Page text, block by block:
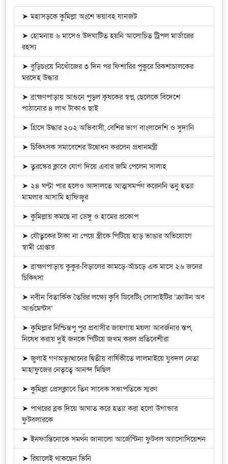
➤ মহাসড়কে কুমিল্লা অংশে ভয়াবহ যানজট
➤ হোমনায় ৬ মাসেও উদঘাটিত হয়নি আলোচিত ট্রিপল মার্ডারের
রহস্য
➤ বুড়িচংয়ে নিখোঁজের ৩ দিন পর ফিশারির পুকুরে রিকশাচালকের
মরদেহ উদ্ধার
➤ ব্রাহ্মণপাড়ায় আগুনে পুড়ল কৃষকের স্বপ্ন, ছেলেকে বিদেশে
পাঠানোর ৪ লাখ টাকাও ছাই
➤ গ্রিসে উদ্ধার ২০২ অভিবাসী, বেশির ভাগ বাংলাদেশি ও সুদানি
➤ চিকিৎসক সমাবেশের উদ্বোধন করলেন প্রধানমন্ত্রী
➤ তুরস্কের ক্লাবে যোগ দিয়ে এবার জমি পেলেন সালাহ
➤ ২৪ ঘণ্টা পার হলেও আদালতে আত্মসমর্পণ করেননি তনু হত্যা
মামলার আসামি হাফিজুর
➤ কুমিল্লায় কমছে না ডেঙ্গু ও হামের প্রকোপ
➤ যৌতুকের টাকা না পেয়ে স্ত্রীকে পিটিয়ে হাড় ভাঙার অভিযোগে
স্বামী গ্রেপ্তার
➤ ব্রাহ্মণপাড়ায় কুকুর-বিড়ালের কামড়ে-আঁচড়ে এক মাসে ২৬ জনের
চিকিৎসা
➤ নবীন বিতার্কিক তৈরির লক্ষ্যে কুবি ডিবেটিং সোসাইটির ‘ক্রাউন অব
আর্গুমেন্টস’
➤ কুমিল্লার নিশ্চিন্তপু পুর প্রবাসীর জায়গায় ময়লা আবর্জনার স্তপ,
নিষেধ করায় দুই জনকে পিটিয়ে জখম করল প্রতিবেশীরা
➤ জুলাই গণঅভ্যুত্থানের দ্বিতীয় বার্ষিকীতে লালমাইয়ে যুবদল নেতা
মাহাফুজের নেতৃত্বে আনন্দ মিছিল
➤ কুমিল্লা প্রেসক্লাবে তিন সাবেক সভাপতিকে স্মরণ
➤ পাথরের ব্লক দিয়ে আঘাত করে হত্যা করা হলো উগান্ডার
ফুটবলারকে
➤ ইনফান্তিনোকে সমর্থন জানালো আর্জেন্টিনা ফুটবল অ্যাসোসিয়েশন
➤ রিয়ালেই থাকছেন ভিনি